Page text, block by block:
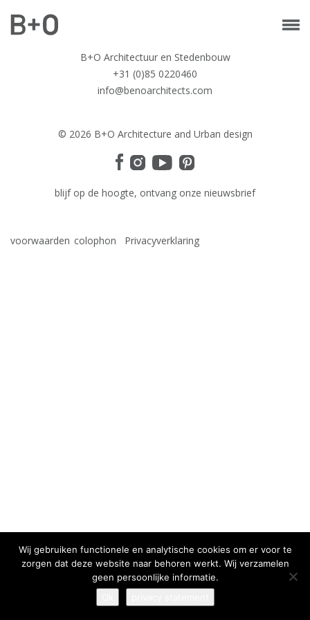
B+O Architectuur en Stedenbouw
+31 (0)85 0220460
info@benoarchitects.com
© 2026 B+O Architecture and Urban design
blijf op de hoogte, ontvang onze nieuwsbrief
voorwaarden colophon Privacyverklaring
Wij gebruiken functionele en analytische cookies om er voor te
zorgen dat deze website naar behoren werkt. Wij verzamelen
geen persoonlijke informatie.